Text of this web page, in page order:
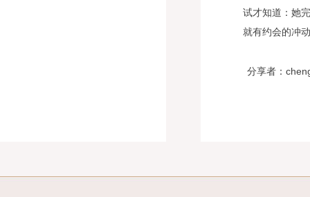
试才知道：她
就有约会的冲
分享者：